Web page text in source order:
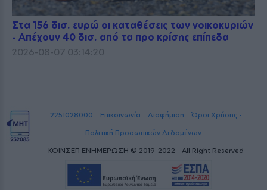
Στα 156 δισ. ευρώ οι καταθέσεις των νοικοκυριών
- Απέχουν 40 δισ. από τα προ κρίσης επίπεδα
2026-08-07 03:14:20
2251028000 Επικοινωνία Διαφήμιση
Όροι Χρήσης -
Πολιτική Προσωπικών Δεδομένων
ΚΟΙΝΣΕΠ ΕΝΗΜΕΡΩΣΗ © 2019-2022 - All Right Reserved